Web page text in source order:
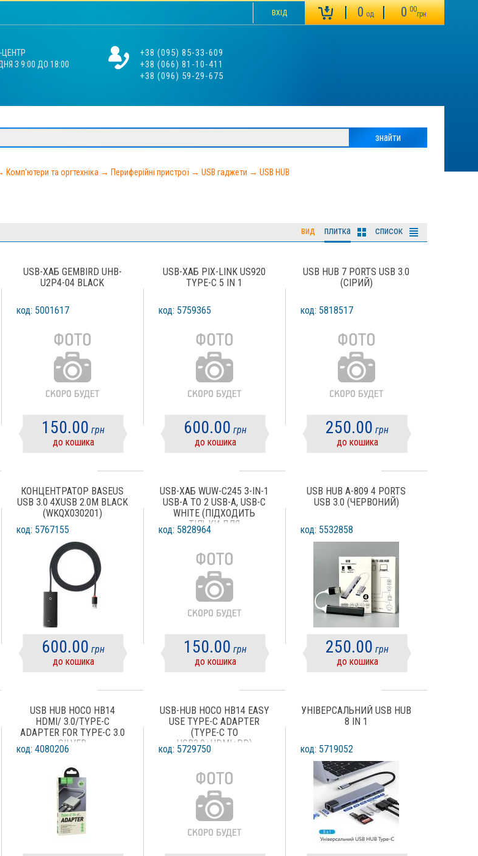
ВХІД 0од 000
грн
ЦЕНТР
З 9:00 ДО 18:00
+38 (095) 85-33-609
+38 (066) 81-10-411
+38 (096) 59-29-675
Комп'ютери та оргтехніка → Периферійні пристрої → USB гаджети → USB HUB
вид плитка список
USB-ХАБ GEMBIRD UHB-
U2P4-04 BLACK
код: 5001617
150.00 грн
до кошика
USB-ХАБ PIX-LINK US920
TYPE-C 5 IN 1
код: 5759365
600.00 грн
до кошика
USB HUB 7 PORTS USB 3.0
(СІРИЙ)
код: 5818517
250.00 грн
до кошика
КОНЦЕНТРАТОР BASEUS
USB 3.0 4XUSB 2.0M BLACK
(WKQX030201)
код: 5767155
600.00 грн
до кошика
USB-ХАБ WUW-C245 3-IN-1
USB-A TO 2 USB-A, USB-C
WHITE (ПІДХОДИТЬ
ТІЛЬКИ ДЛЯ
ЗАРЯДЖАННЯ)
код: 5828964
150.00 грн
до кошика
USB HUB A-809 4 PORTS
USB 3.0 (ЧЕРВОНИЙ)
код: 5532858
250.00 грн
до кошика
USB HUB HOCO HB14
HDMI/ 3.0/TYPE-C
ADAPTER FOR TYPE-C 3.0
SILVER
код: 4080206
USB-HUB HOCO HB14 EASY
USE TYPE-C ADAPTER
(TYPE-C TO
USB3.0+HDMI+PD)
(СРІБНИЙ)
код: 5729750
УНІВЕРСАЛЬНИЙ USB HUB
8 IN 1
код: 5719052